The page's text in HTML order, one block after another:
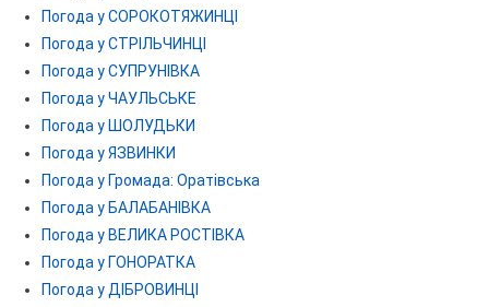
Погода у СОРОКОТЯЖИНЦІ
Погода у СТРІЛЬЧИНЦІ
Погода у СУПРУНІВКА
Погода у ЧАУЛЬСЬКЕ
Погода у ШОЛУДЬКИ
Погода у ЯЗВИНКИ
Погода у Громада: Оратівська
Погода у БАЛАБАНІВКА
Погода у ВЕЛИКА РОСТІВКА
Погода у ГОНОРАТКА
Погода у ДІБРОВИНЦІ